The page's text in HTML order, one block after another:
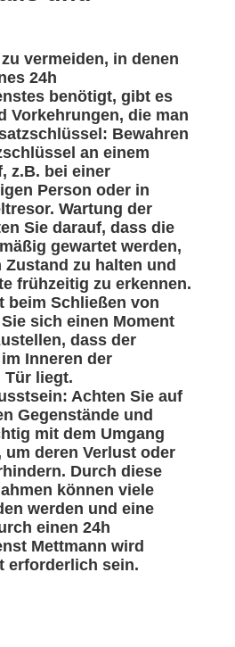
vermeiden, in denen
24h
benötigt, gibt es
Vorkehrungen, die man
Bewahren
an einem
z.B. bei einer
Person oder in
Wartung der
Sie darauf, dass die
gewartet werden,
zu halten und
frühzeitig zu erkennen.
beim Schließen von
sich einen Moment
dass der
Inneren der
Tür liegt.
Achten Sie auf
Gegenstände und
mit dem Umgang
deren Verlust oder
Durch diese
können viele
werden und eine
einen 24h
Mettmann wird
erforderlich sein.